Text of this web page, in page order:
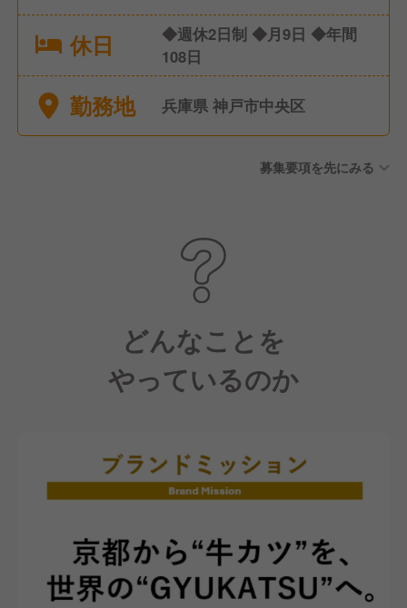
休日
◆週休2日制 ◆月9日 ◆年間
108日
勤務地 兵庫県 神戸市中央区
募集要項を先にみる
どんなことを
やっているのか